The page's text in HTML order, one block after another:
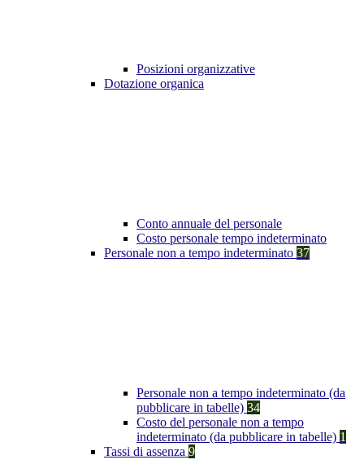
Posizioni organizzative
Dotazione organica
Conto annuale del personale
Costo personale tempo indeterminato
Personale non a tempo indeterminato 37
Personale non a tempo indeterminato (da
pubblicare in tabelle) 34
Costo del personale non a tempo
indeterminato (da pubblicare in tabelle) 1
Tassi di assenza 9